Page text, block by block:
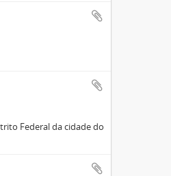
Federal da cidade do